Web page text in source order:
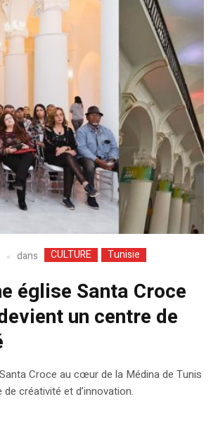
dans CULTURE Tunisie
église Santa Croce
un centre de
Croce au cœur de la Médina de Tunis
créativité et d’innovation.